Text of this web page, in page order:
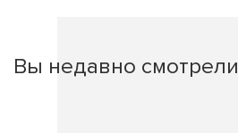
Вы недавно смотрели